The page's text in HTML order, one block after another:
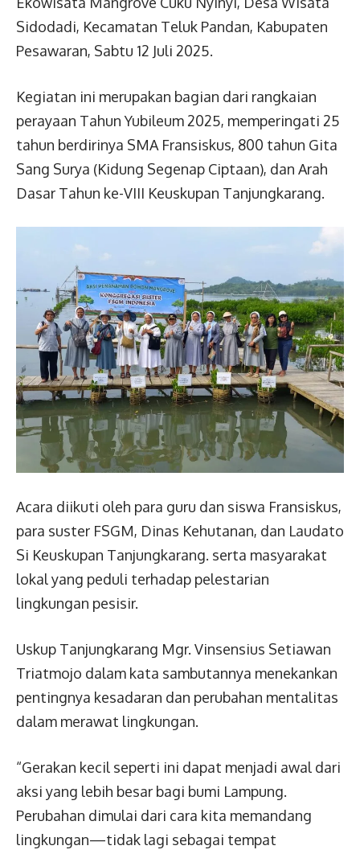
Sidodadi, Kecamatan Teluk Pandan, Kabupaten
Pesawaran, Sabtu 12 Juli 2025.
Kegiatan ini merupakan bagian dari rangkaian
perayaan Tahun Yubileum 2025, memperingati 25
tahun berdirinya SMA Fransiskus, 800 tahun Gita
Sang Surya (Kidung Segenap Ciptaan), dan Arah
Dasar Tahun ke-VIII Keuskupan Tanjungkarang.
Acara diikuti oleh para guru dan siswa Fransiskus,
para suster FSGM, Dinas Kehutanan, dan Laudato
Si Keuskupan Tanjungkarang. serta masyarakat
lokal yang peduli terhadap pelestarian
lingkungan pesisir.
Uskup Tanjungkarang Mgr. Vinsensius Setiawan
Triatmojo dalam kata sambutannya menekankan
pentingnya kesadaran dan perubahan mentalitas
dalam merawat lingkungan.
“Gerakan kecil seperti ini dapat menjadi awal dari
aksi yang lebih besar bagi bumi Lampung.
Perubahan dimulai dari cara kita memandang
lingkungan—tidak lagi sebagai tempat